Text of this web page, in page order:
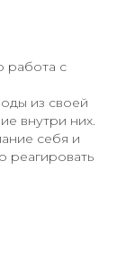
работа с
из своей
внутри них.
себя и
реагировать